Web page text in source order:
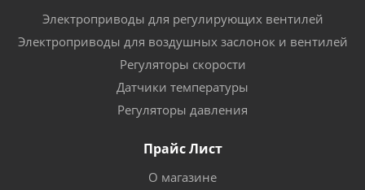
Электроприводы для регулирующих вентилей
Электроприводы для воздушных заслонок и вентилей
Регуляторы скорости
Датчики температуры
Регуляторы давления
Прайс Лист
О магазине